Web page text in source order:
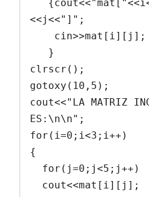
<<j<<"]";
clrscr();
gotoxy(10,5);
cout<<"LA MATRIZ
ES:\n\n";
for(i=0;i<3;i++)
{